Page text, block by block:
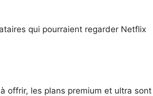
qui pourraient regarder Netflix
offrir, les plans premium et ultra sont